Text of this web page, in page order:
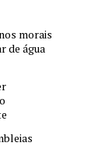
morais
de água